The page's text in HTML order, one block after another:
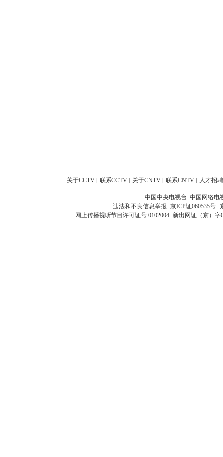
关于CCTV 联系CCTV 关于CNTV 联系CNTV 人才招聘
中国中央电视台 中国网络电
违法和不良信息举报 京ICP证060535号
网上传播视听节目许可证号 0102004 新出网证（京）